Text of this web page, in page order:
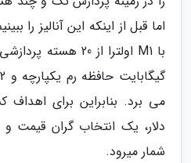
اما قبل از اینکه این آنالیز را
دلار، یک انتخاب گران قیمت
شمار میرود.